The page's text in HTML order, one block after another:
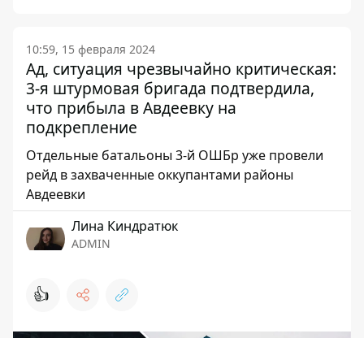
10:59, 15 февраля 2024
Ад, ситуация чрезвычайно критическая:
3-я штурмовая бригада подтвердила,
что прибыла в Авдеевку на
подкрепление
Отдельные батальоны 3-й ОШБр уже провели
рейд в захваченные оккупантами районы
Авдеевки
Лина Киндратюк
ADMIN
👍